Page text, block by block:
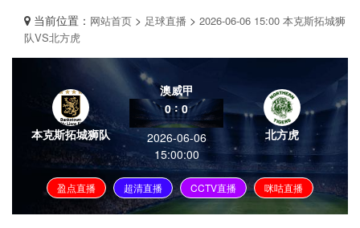
当前位置： 网站首页 > 足球直播 > 2026-06-06 15:00 本克斯拓城狮
队VS北方虎
本克斯拓城狮队
澳威甲
0:0
2026-06-06
15:00:00
北方虎
盈点直播 超清直播 CCTV直播 咪咕直播